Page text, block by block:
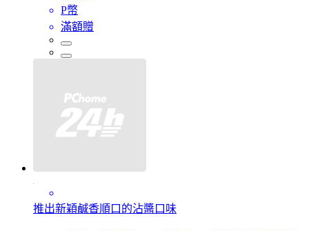
P幣
滿額贈
推出新穎鹹香順口的沾醬口味